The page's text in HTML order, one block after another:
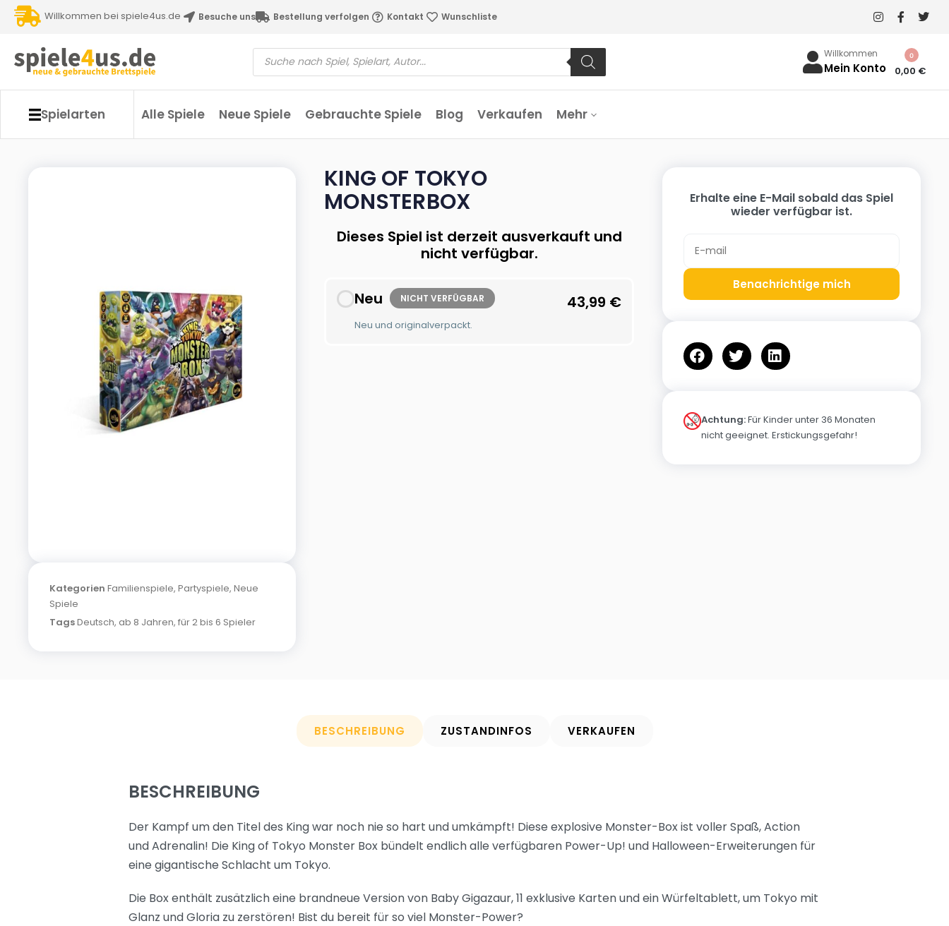
Willkommen bei spiele4us.de Besuche uns Bestellung verfolgen Kontakt Wunschliste
Willkommen
Mein Konto 0,00 €
0
Spielarten Alle Spiele Neue Spiele Gebrauchte Spiele Blog Verkaufen Mehr
Kategorien Familienspiele, Partyspiele, Neue
Spiele
TagsDeutsch, ab 8 Jahren, für 2 bis 6 Spieler
KING OF TOKYO
MONSTERBOX
Dieses Spiel ist derzeit ausverkauft und
nicht verfügbar.
Neu NICHT VERFÜGBAR
Neu und originalverpackt.
43,99 €
Erhalte eine E-Mail sobald das Spiel
wieder verfügbar ist.
Benachrichtige mich
Achtung:Für Kinder unter 36 Monaten
nicht geeignet. Erstickungsgefahr!
BESCHREIBUNG ZUSTANDINFOS VERKAUFEN
BESCHREIBUNG
Der Kampf um den Titel des King war noch nie so hart und umkämpft! Diese explosive Monster-Box ist voller Spaß, Action
und Adrenalin! Die King of Tokyo Monster Box bündelt endlich alle verfügbaren Power-Up! und Halloween-Erweiterungen für
eine gigantische Schlacht um Tokyo.
Die Box enthält zusätzlich eine brandneue Version von Baby Gigazaur, 11 exklusive Karten und ein Würfeltablett, um Tokyo mit
Glanz und Gloria zu zerstören! Bist du bereit für so viel Monster-Power?